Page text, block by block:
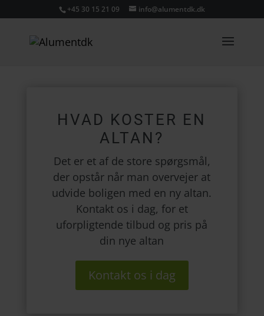
+45 30 15 21 09 info@alumentdk.dk
HVAD KOSTER EN
ALTAN?
Det er et af de store spørgsmål,
der opstår når man overvejer at
udvide boligen med en ny altan.
Kontakt os i dag, for et
uforpligtende tilbud og pris på
din nye altan
Kontakt os i dag